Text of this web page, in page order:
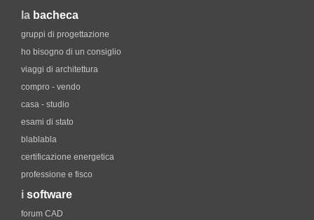
la bacheca
gruppi di progettazione
ho bisogno di un consiglio
viaggi di architettura
compro - vendo
casa - studio
esami di stato
blablabla
certificazione energetica
professione e fisco
i software
forum CAD